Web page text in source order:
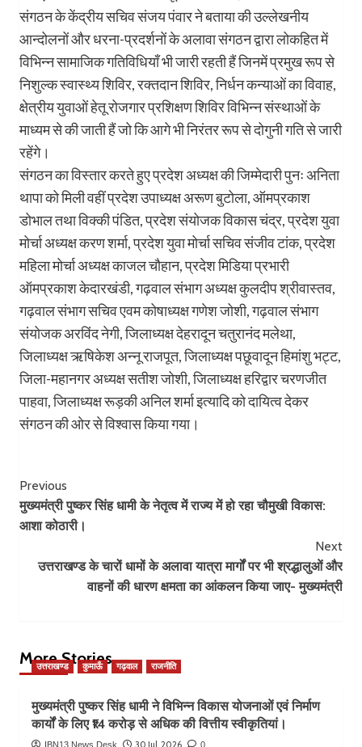
संगठन के केंद्रीय सचिव संजय पंवार ने बताया की उल्लेखनीय
आन्दोलनों और धरना-प्रदर्शनों के अलावा संगठन द्वारा लोकहित में
विभिन्न सामाजिक गतिविधियाँ भी जारी रहती हैं जिनमें प्रमुख रूप से
निशुल्क स्वास्थ्य शिविर, रक्तदान शिविर, निर्धन कन्याओं का विवाह,
क्षेत्रीय युवाओं हेतू रोजगार प्रशिक्षण शिविर विभिन्न संस्थाओं के
माध्यम से की जाती हैं जो कि आगे भी निरंतर रूप से दोगुनी गति से जारी
रहेंगे।
संगठन का विस्तार करते हुए प्रदेश अध्यक्ष की जिम्मेदारी पुनः अनिता
थापा को मिली वहीं प्रदेश उपाध्यक्ष अरूण बुटोला, ऑमप्रकाश
डोभाल तथा विक्की पंडित, प्रदेश संयोजक विकास चंद्र, प्रदेश युवा
मोर्चा अध्यक्ष करण शर्मा, प्रदेश युवा मोर्चा सचिव संजीव टांक, प्रदेश
महिला मोर्चा अध्यक्ष काजल चौहान, प्रदेश मिडिया प्रभारी
ऑमप्रकाश केदारखंडी, गढ़वाल संभाग अध्यक्ष कुलदीप श्रीवास्तव,
गढ़वाल संभाग सचिव एवम कोषाध्यक्ष गणेश जोशी, गढ़वाल संभाग
संयोजक अरविंद नेगी, जिलाध्यक्ष देहरादून चतुरानंद मलेथा,
जिलाध्यक्ष ऋषिकेश अन्नू राजपूत, जिलाध्यक्ष पछूवादून हिमांशु भट्ट,
जिला-महानगर अध्यक्ष सतीश जोशी, जिलाध्यक्ष हरिद्वार चरणजीत
पाहवा, जिलाध्यक्ष रूड़की अनिल शर्मा इत्यादि को दायित्व देकर
संगठन की ओर से विश्वास किया गया।
Post
Navigation
Previous
मुख्यमंत्री पुष्कर सिंह धामी के नेतृत्व में राज्य में हो रहा चौमुखी विकास:
आशा कोठारी।
Next
उत्तराखण्ड के चारों धामों के अलावा यात्रा मार्गों पर भी श्रद्धालुओं और
वाहनों की धारण क्षमता का आंकलन किया जाए- मुख्यमंत्री
More Stories
उत्तराखण्ड कुमाऊँ गढ़वाल राजनीति
मुख्यमंत्री पुष्कर सिंह धामी ने विभिन्न विकास योजनाओं एवं निर्माण
कार्यों के लिए ₹14 करोड़ से अधिक की वित्तीय स्वीकृतियां।
IBN13 News Desk 30 Jul, 2026 0